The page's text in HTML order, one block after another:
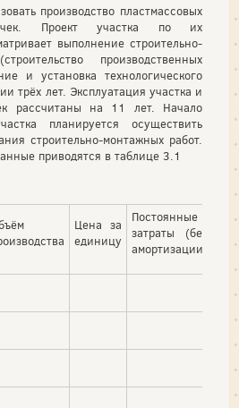
производство пластмассовых
Проект участка по их
выполнение строительно-
производственных
и установка технологического
трёх лет. Эксплуатация участка и
рассчитаны на 11 лет. Начало
планируется осуществить
строительно-монтажных работ.
приводятся в таблице 3.1
Цена за
единицу
Постоянные
затраты (без
амортизации)